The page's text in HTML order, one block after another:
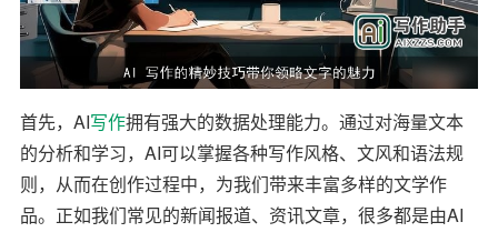
首先，AI写作拥有强大的数据处理能力。通过对海量文本
的分析和学习，AI可以掌握各种写作风格、文风和语法规
则，从而在创作过程中，为我们带来丰富多样的文学作
品。正如我们常见的新闻报道、资讯文章，很多都是由AI